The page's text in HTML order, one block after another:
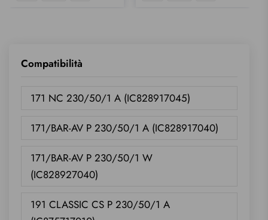
Compatibilità
171 NC 230/50/1 A (IC828917045)
171/BAR-AV P 230/50/1 A (IC828917040)
171/BAR-AV P 230/50/1 W
(IC828927040)
191 CLASSIC CS P 230/50/1 A